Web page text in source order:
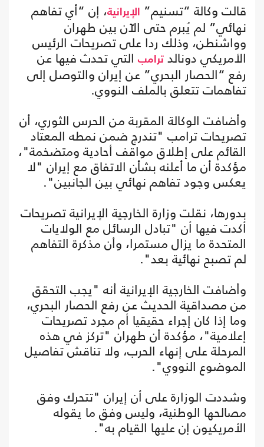
قالت وكالة “تسنيم” الإيرانية، إن “أي تفاهم
نهائي” لم يُبرم حتى الآن بين طهران
وواشنطن، وذلك ردا على تصريحات الرئيس
الأمريكي دونالد ترامب التي تحدث فيها عن
رفع “الحصار البحري” عن إيران والتوصل إلى
تفاهمات تتعلق بالملف النووي.
وأضافت الوكالة المقربة من الحرس الثوري، أن
تصريحات ترامب "تندرج ضمن نمطه المعتاد
القائم على إطلاق مواقف أحادية ومتضخمة"،
مؤكدة أن ما أعلنه بشأن الاتفاق مع إيران "لا
يعكس وجود تفاهم نهائي بين الجانبين".
بدورها، نقلت وزارة الخارجية الإيرانية تصريحات
أكدت فيها أن "تبادل الرسائل مع الولايات
المتحدة ما يزال مستمرا، وأن مذكرة التفاهم
لم تصبح نهائية بعد".
وأضافت الخارجية الإيرانية أنه "يجب التحقق
من مصداقية الحديث عن رفع الحصار البحري،
وما إذا كان إجراء حقيقيا أم مجرد تصريحات
إعلامية"، مؤكدة أن طهران "تركز في هذه
المرحلة على إنهاء الحرب، ولا تناقش تفاصيل
الموضوع النووي".
وشددت الوزارة على أن إيران "تتحرك وفق
مصالحها الوطنية، وليس وفق ما يقوله
الأمريكيون إن عليها القيام به".